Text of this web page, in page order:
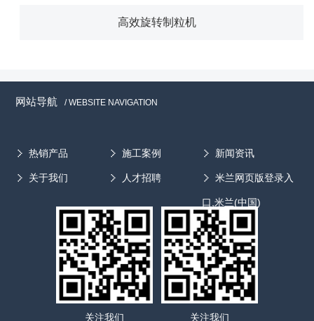
高效旋转制粒机
网站导航 / WEBSITE NAVIGATION
热销产品 施工案例 新闻资讯
关于我们 人才招聘 米兰网页版登录入
口,米兰(中国)
关注我们 关注我们